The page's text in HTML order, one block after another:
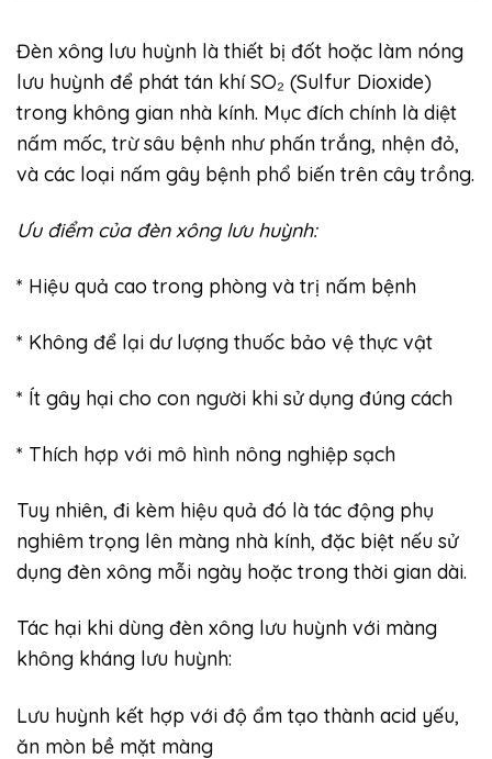
Đèn xông lưu huỳnh là thiết bị đốt hoặc làm nóng
lưu huỳnh để phát tán khí SO₂ (Sulfur Dioxide)
trong không gian nhà kính. Mục đích chính là diệt
nấm mốc, trừ sâu bệnh như phấn trắng, nhện đỏ,
và các loại nấm gây bệnh phổ biến trên cây trồng.
Ưu điểm của đèn xông lưu huỳnh:
* Hiệu quả cao trong phòng và trị nấm bệnh
* Không để lại dư lượng thuốc bảo vệ thực vật
* Ít gây hại cho con người khi sử dụng đúng cách
* Thích hợp với mô hình nông nghiệp sạch
Tuy nhiên, đi kèm hiệu quả đó là tác động phụ
nghiêm trọng lên màng nhà kính, đặc biệt nếu sử
dụng đèn xông mỗi ngày hoặc trong thời gian dài.
Tác hại khi dùng đèn xông lưu huỳnh với màng
không kháng lưu huỳnh:
Lưu huỳnh kết hợp với độ ẩm tạo thành acid yếu,
ăn mòn bề mặt màng